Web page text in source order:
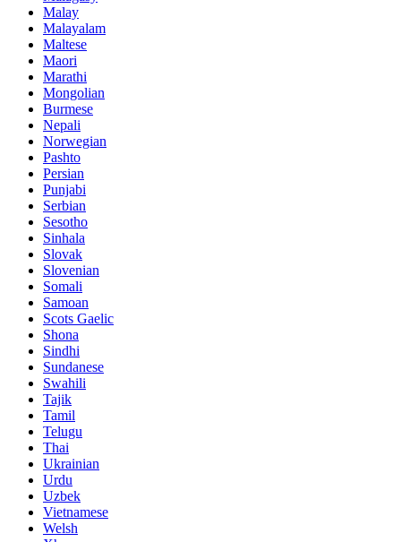
Malay
Malayalam
Maltese
Maori
Marathi
Mongolian
Burmese
Nepali
Norwegian
Pashto
Persian
Punjabi
Serbian
Sesotho
Sinhala
Slovak
Slovenian
Somali
Samoan
Scots Gaelic
Shona
Sindhi
Sundanese
Swahili
Tajik
Tamil
Telugu
Thai
Ukrainian
Urdu
Uzbek
Vietnamese
Welsh